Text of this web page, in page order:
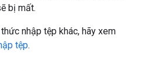
bị mất.
nhập tệp khác, hãy xem
tệp.